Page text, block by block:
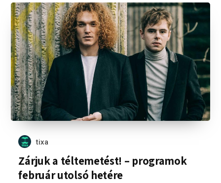
tixa
Zárjuk a téltemetést! – programok
február utolsó hetére